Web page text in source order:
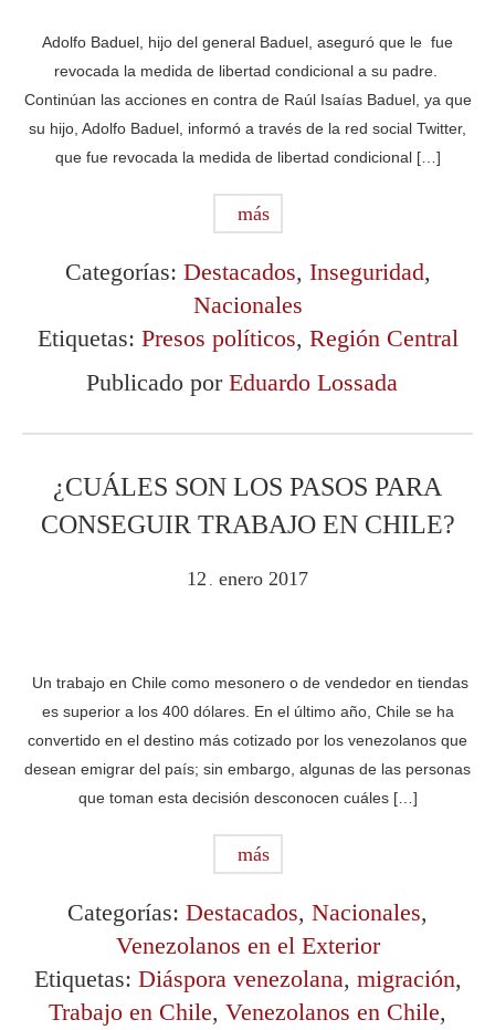
Adolfo Baduel, hijo del general Baduel, aseguró que le fue
revocada la medida de libertad condicional a su padre.
Continúan las acciones en contra de Raúl Isaías Baduel, ya que
su hijo, Adolfo Baduel, informó a través de la red social Twitter,
que fue revocada la medida de libertad condicional […]
más
Categorías: Destacados, Inseguridad,
Nacionales
Etiquetas: Presos políticos, Región Central
Publicado por Eduardo Lossada
¿CUÁLES SON LOS PASOS PARA
CONSEGUIR TRABAJO EN CHILE?
12 . enero 2017
Un trabajo en Chile como mesonero o de vendedor en tiendas
es superior a los 400 dólares. En el último año, Chile se ha
convertido en el destino más cotizado por los venezolanos que
desean emigrar del país; sin embargo, algunas de las personas
que toman esta decisión desconocen cuáles […]
más
Categorías: Destacados, Nacionales,
Venezolanos en el Exterior
Etiquetas: Diáspora venezolana, migración,
Trabajo en Chile, Venezolanos en Chile,